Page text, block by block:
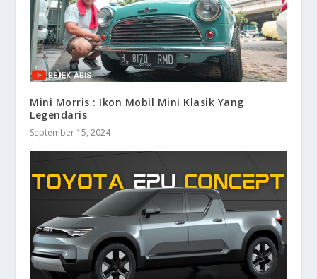
Mini Morris : Ikon Mobil Mini Klasik Yang
Legendaris
September 15, 2024